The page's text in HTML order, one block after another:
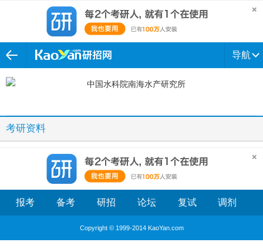
导航
考研资料
报考 备考 研招 论坛 复试 调剂
Copyright © 1999-2014 KaoYan.com